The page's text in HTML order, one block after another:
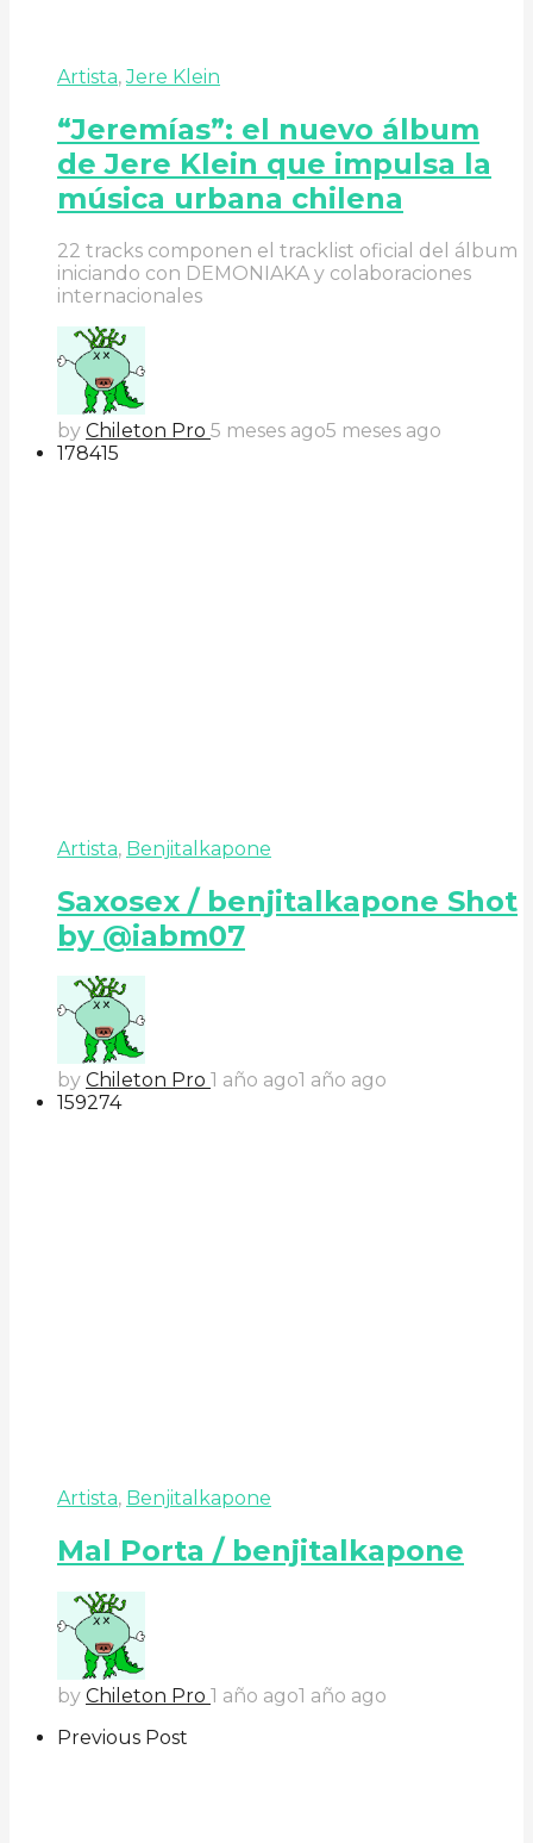
Artista,Jere Klein
“Jeremías”: el nuevo álbum
de Jere Klein que impulsa la
música urbana chilena
22 tracks componen el tracklist oficial del álbum
iniciando con DEMONIAKA y colaboraciones
internacionales
by Chileton Pro 5 meses ago5 meses ago
178415
Artista, Benjitalkapone
Saxosex / benjitalkapone Shot
by @iabm07
by Chileton Pro 1 año ago1 año ago
159274
Artista, Benjitalkapone
Mal Porta / benjitalkapone
by Chileton Pro 1 año ago1 año ago
Previous Post